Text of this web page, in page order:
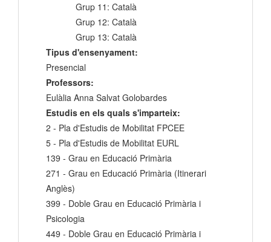
Grup 11: Català
Grup 12: Català
Grup 13: Català
Tipus d'ensenyament:
Presencial
Professors:
Eulàlia Anna Salvat Golobardes
Estudis en els quals s'imparteix:
2 - Pla d'Estudis de Mobilitat FPCEE
5 - Pla d'Estudis de Mobilitat EURL
139 - Grau en Educació Primària
271 - Grau en Educació Primària (Itinerari
Anglès)
399 - Doble Grau en Educació Primària i
Psicologia
449 - Doble Grau en Educació Primària i